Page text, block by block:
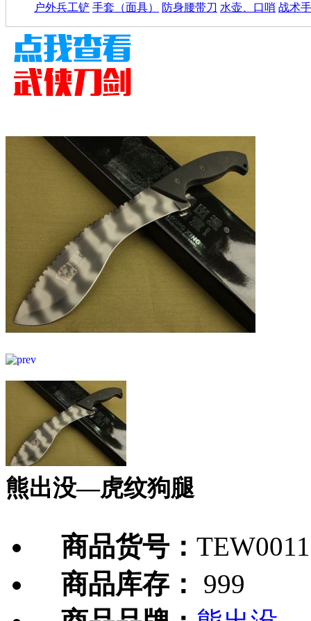
户外兵工铲 手套（面具） 防身腰带刀 水壶、口哨 战术
熊出没—虎纹狗腿
商品货号：
商品库存：
999